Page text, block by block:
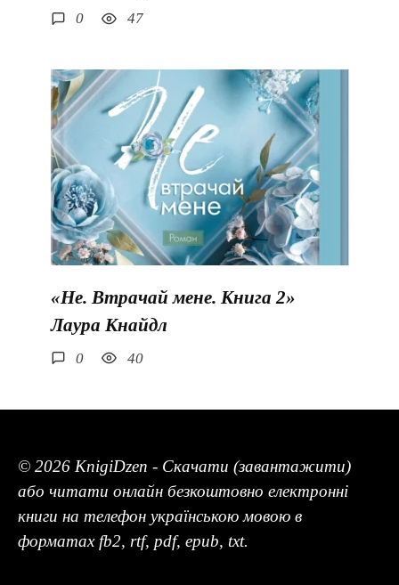
0 47
«Не. Втрачай мене. Книга 2»
Лаура Кнайдл
0 40
© 2026 KnigiDzen - Скачати (завантажити)
або читати онлайн безкоштовно електронні
книги на телефон українською мовою в
форматах fb2, rtf, pdf, epub, txt.